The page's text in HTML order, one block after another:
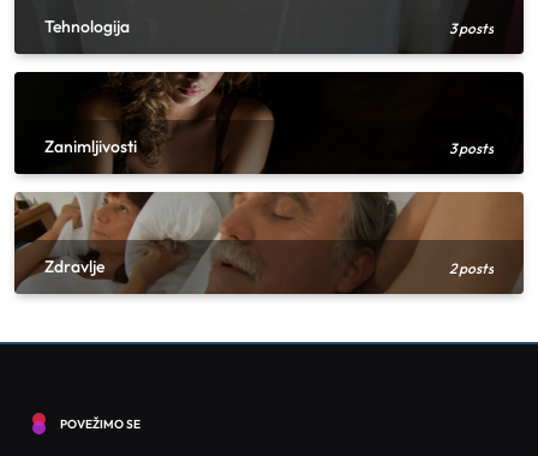
1
Kako uskladiti boje u enterijeru ako niste
Saveti
Farbanje pločica u kupatilu, kompletan
vodič korak po korak
Saveti
3
Praktičan vodič za uređenje ulaznog dela
stana
Saveti
lep vizuelni efekat?
Tehnologija 3 posts
Zanimljivosti 3 posts
Zdravlje 2 posts
POVEŽIMO SE